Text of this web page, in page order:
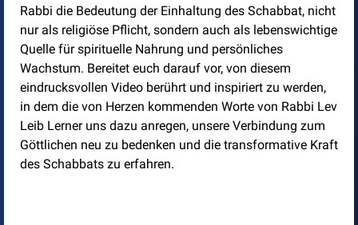
Rabbi die Bedeutung der Einhaltung des Schabbat, nicht
nur als religiöse Pflicht, sondern auch als lebenswichtige
Quelle für spirituelle Nahrung und persönliches
Wachstum. Bereitet euch darauf vor, von diesem
eindrucksvollen Video berührt und inspiriert zu werden,
in dem die von Herzen kommenden Worte von Rabbi Lev
Leib Lerner uns dazu anregen, unsere Verbindung zum
Göttlichen neu zu bedenken und die transformative Kraft
des Schabbats zu erfahren.